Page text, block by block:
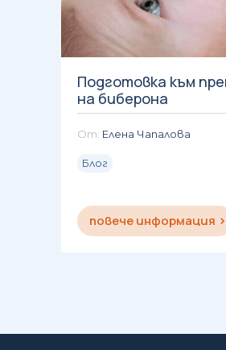
Подготовка към
на биберона
Елена Чапалова
Блог
повече информация